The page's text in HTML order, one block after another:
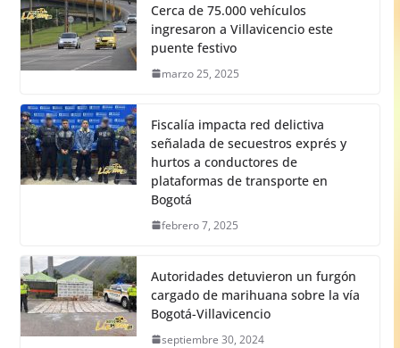
Cerca de 75.000 vehículos
ingresaron a Villavicencio este
puente festivo
marzo 25, 2025
Fiscalía impacta red delictiva
señalada de secuestros exprés y
hurtos a conductores de
plataformas de transporte en
Bogotá
febrero 7, 2025
Autoridades detuvieron un furgón
cargado de marihuana sobre la vía
Bogotá-Villavicencio
septiembre 30, 2024